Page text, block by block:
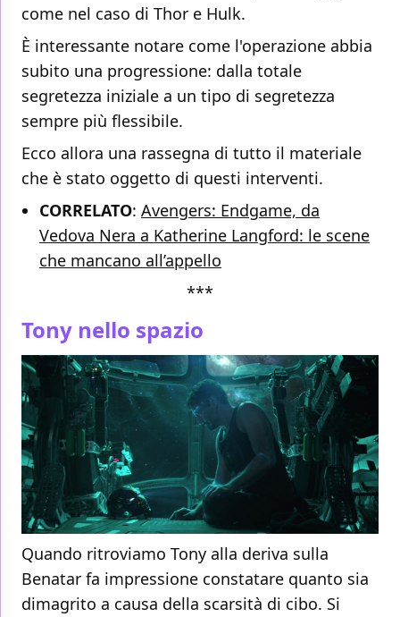
come nel caso di Thor e Hulk.
È interessante notare come l'operazione abbia
subito una progressione: dalla totale
segretezza iniziale a un tipo di segretezza
sempre più flessibile.
Ecco allora una rassegna di tutto il materiale
che è stato oggetto di questi interventi.
CORRELATO: Avengers: Endgame, da
Vedova Nera a Katherine Langford: le scene
che mancano all’appello
***
Tony nello spazio
Quando ritroviamo Tony alla deriva sulla
Benatar fa impressione constatare quanto sia
dimagrito a causa della scarsità di cibo. Si